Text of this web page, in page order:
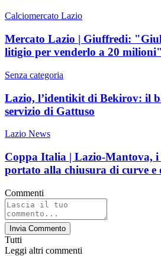
Calciomercato Lazio
Mercato Lazio | Giuffredi:
litigio per venderlo a 20 milioni"
Senza categoria
Lazio, l’identikit di Bekirov: il
servizio di Gattuso
Lazio News
Coppa Italia | Lazio-Mantova,
portato alla chiusura di curve e
Commenti
Invia Commento
Tutti
Leggi altri commenti